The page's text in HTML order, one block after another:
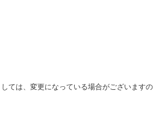
ては、変更になっている場合がございますの